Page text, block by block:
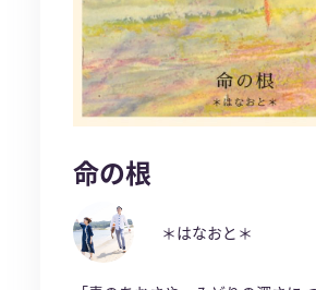
命の根
＊はなおと＊